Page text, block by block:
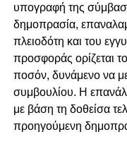
υπογραφή της
δημοπρασία,
πλειοδότη και του
προσφοράς ορίζεται
ποσόν, δυνάμενο να
συμβουλίου. Η
με βάση τη δοθείσα
προηγούμενη